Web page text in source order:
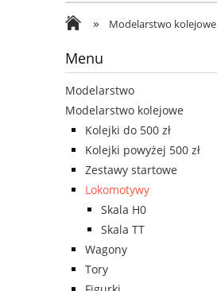
» Modelarstwo kolejowe
Menu
Modelarstwo
Modelarstwo kolejowe
Kolejki do 500 zł
Kolejki powyżej 500 zł
Zestawy startowe
Lokomotywy
Skala H0
Skala TT
Wagony
Tory